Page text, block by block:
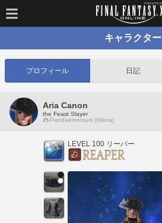
キャラクター
プロフィール 日記
Aria Canon
the Feast Slayer
Pandaemonium [Mana]
LEVEL 100 リーパー